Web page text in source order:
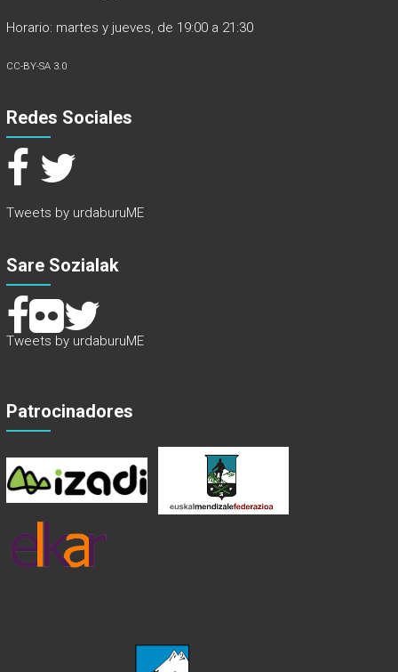
Horario: martes y jueves, de 19:00 a 21:30
CC-BY-SA 3.0
Redes Sociales
Tweets by urdaburuME
Sare Sozialak
Tweets by urdaburuME
Patrocinadores